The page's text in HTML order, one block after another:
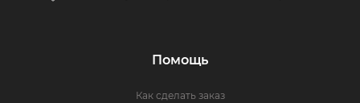
Помощь
Как сделать заказ